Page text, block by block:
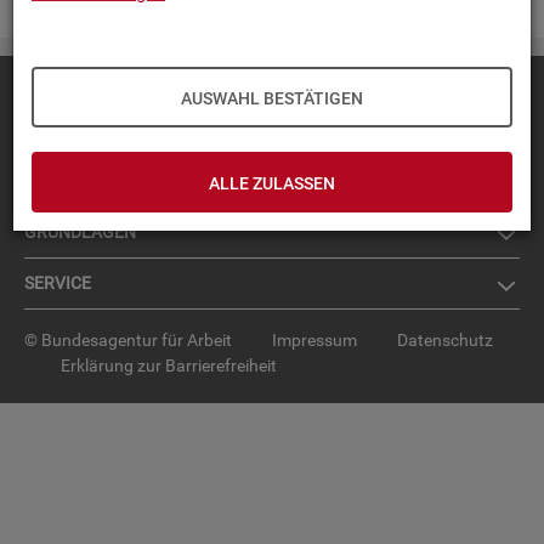
AUSWAHL BESTÄTIGEN
ALLE ZULASSEN
TOP-PRO­DUK­TE
IN­TER­AK­TI­VE STA­TIS­TI­KEN
GRUND­LA­GEN
SER­VICE
© Bundesagentur für Arbeit Impressum
Datenschutz
Erklärung zur Barrierefreiheit